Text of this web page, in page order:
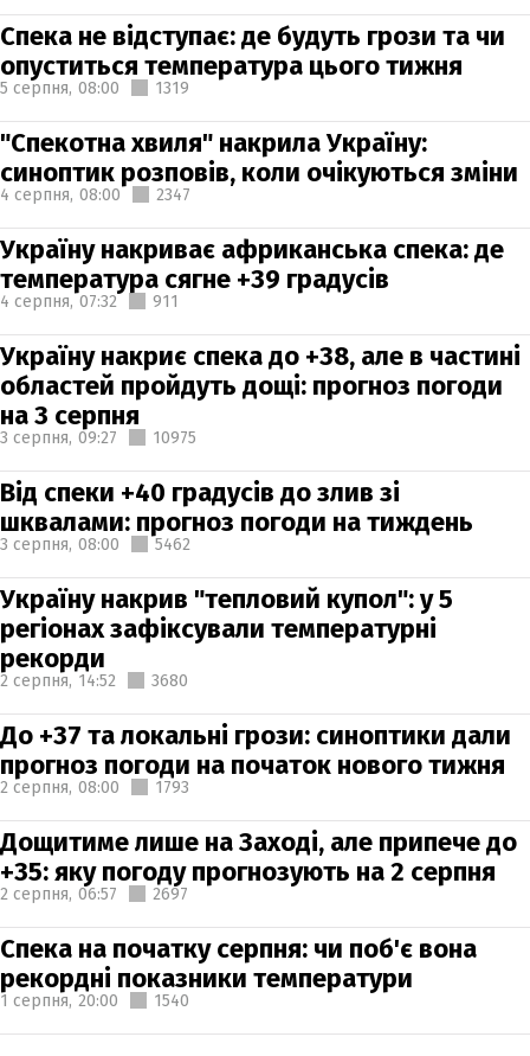
Спека не відступає: де будуть грози та чи
опуститься температура цього тижня
5 серпня, 08:00 1319
"Спекотна хвиля" накрила Україну:
синоптик розповів, коли очікуються зміни
4 серпня, 08:00 2347
Україну накриває африканська спека: де
температура сягне +39 градусів
4 серпня, 07:32 911
Україну накриє спека до +38, але в частині
областей пройдуть дощі: прогноз погоди
на 3 серпня
3 серпня, 09:27 10975
Від спеки +40 градусів до злив зі
шквалами: прогноз погоди на тиждень
3 серпня, 08:00 5462
Україну накрив "тепловий купол": у 5
регіонах зафіксували температурні
рекорди
2 серпня, 14:52 3680
До +37 та локальні грози: синоптики дали
прогноз погоди на початок нового тижня
2 серпня, 08:00 1793
Дощитиме лише на Заході, але припече до
+35: яку погоду прогнозують на 2 серпня
2 серпня, 06:57 2697
Спека на початку серпня: чи поб'є вона
рекордні показники температури
1 серпня, 20:00 1540